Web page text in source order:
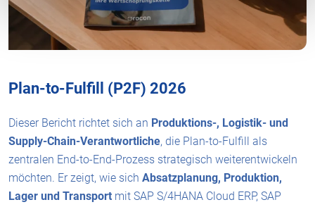
Plan-to-Fulfill (P2F) 2026
Dieser Bericht richtet sich an Produktions-, Logistik- und
Supply-Chain-Verantwortliche, die Plan-to-Fulfill als
zentralen End-to-End-Prozess strategisch weiterentwickeln
möchten. Er zeigt, wie sich Absatzplanung, Produktion,
Lager und Transport mit SAP S/4HANA Cloud ERP, SAP